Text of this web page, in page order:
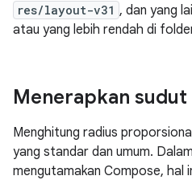
res/layout-v31 , dan yang
atau yang lebih rendah di
Menerapkan
Menghitung radius
yang standar dan umum.
mengutamakan Compose,